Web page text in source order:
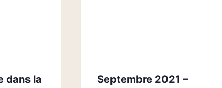
dans la
Septembre 2021 –